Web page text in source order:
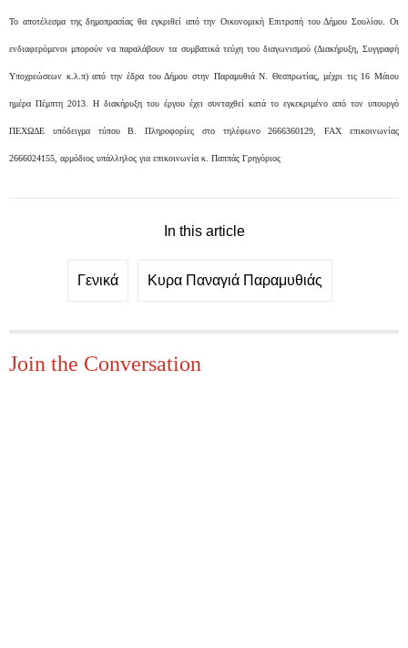
Το αποτέλεσμα της δημοπρασίας θα εγκριθεί από την Οικονομική Επιτροπή του Δήμου Σουλίου. Οι
ενδιαφερόμενοι μπορούν να παραλάβουν τα συμβατικά τεύχη του διαγωνισμού (Διακήρυξη, Συγγραφή
Υποχρεώσεων κ.λ.π) από την έδρα του Δήμου στην Παραμυθιά Ν. Θεσπρωτίας, μέχρι τις 16 Μάιου
ημέρα Πέμπτη 2013. Η διακήρυξη του έργου έχει συνταχθεί κατά το εγκεκριμένο από τον υπουργό
ΠΕΧΩΔΕ υπόδειγμα τύπου Β.Πληροφορίες στο τηλέφωνο 2666360129, FAX επικοινωνίας
2666024155, αρμόδιος υπάλληλος για επικοινωνία κ. Παππάς Γρηγόριος
In this article
Γενικά Κυρα Παναγιά Παραμυθιάς
Join the Conversation